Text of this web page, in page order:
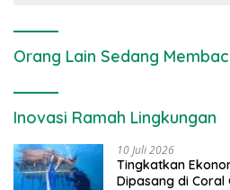
Orang Lain Sedang
Inovasi Ramah Lingkungan
10 Juli 2026
Tingkatkan
Dipasang di Coral